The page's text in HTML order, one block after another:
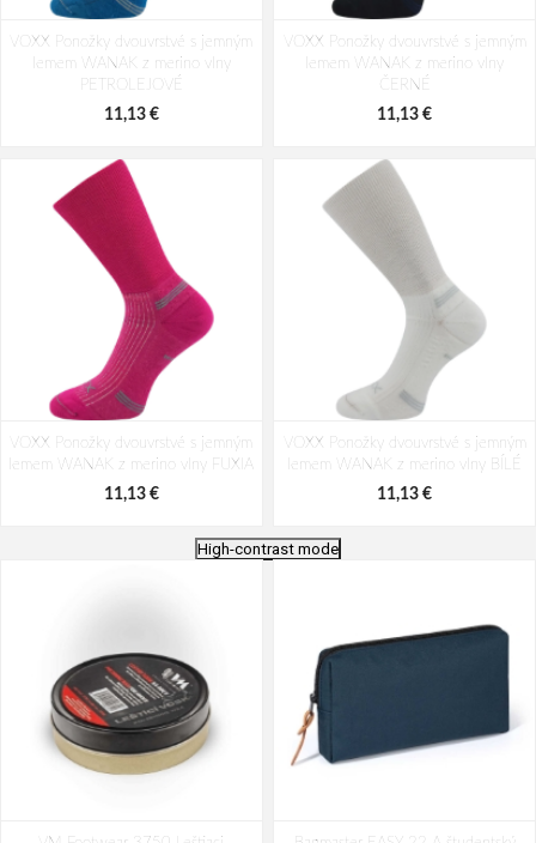
VOXX Ponožky dvouvrstvé s jemným
lemem WANAK z merino vlny
PETROLEJOVÉ
11,13 €
VOXX Ponožky dvouvrstvé s jemným
lemem WANAK z merino vlny
ČERNÉ
11,13 €
VOXX Ponožky dvouvrstvé s jemným
lemem WANAK z merino vlny FUXIA
11,13 €
VOXX Ponožky dvouvrstvé s jemným
lemem WANAK z merino vlny BÍLÉ
11,13 €
High-contrast mode